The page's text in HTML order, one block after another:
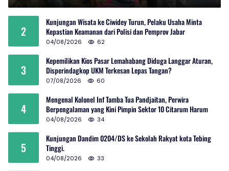
2
Kunjungan Wisata ke Ciwidey Turun, Pelaku Usaha Minta
Kepastian Keamanan dari Polisi dan Pemprov Jabar
04/08/2026 62
3
Kepemilikan Kios Pasar Lemahabang Diduga Langgar Aturan,
Disperindagkop UKM Terkesan Lepas Tangan?
07/08/2026 60
4
Mengenal Kolonel Inf Tamba Tua Pandjaitan, Perwira
Berpengalaman yang Kini Pimpin Sektor 10 Citarum Harum
04/08/2026 34
5
Kunjungan Dandim 0204/DS ke Sekolah Rakyat kota Tebing
Tinggi.
04/08/2026 33